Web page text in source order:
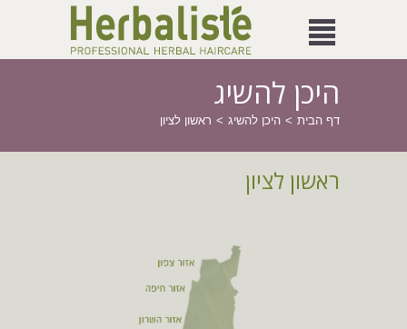
היכן להשיג
דף הבית היכן להשיג ראשון לציון
ראשון לציון